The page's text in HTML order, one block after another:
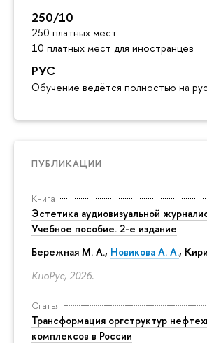
250/10
250 платных мест
10 платных мест для иностранцев
РУС
Обучение ведётся полностью на
ПУБЛИКАЦИИ
Книга
Эстетика аудиовизуальной
Учебное пособие. 2-е издание
Бережная М. А., Новикова А. А.,
КноРус, 2026.
Статья
Трансформация оргструктур
комплексов в России